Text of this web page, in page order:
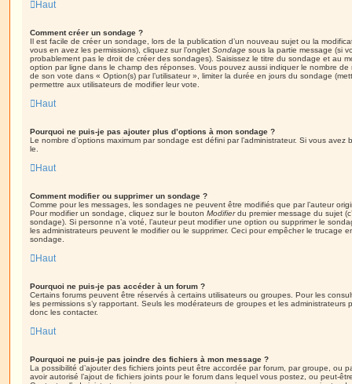
Haut
Comment créer un sondage ?
Il est facile de créer un sondage, lors de la publication d’un nouveau sujet ou la
vous en avez les permissions), cliquez sur l’onglet Sondage sous la partie message (si
probablement pas le droit de créer des sondages). Saisissez le titre du sondage et au
option par ligne dans le champ des réponses. Vous pouvez aussi indiquer le nombre de
de son vote dans « Option(s) par l’utilisateur », limiter la durée en jours du sondage
permettre aux utilisateurs de modifier leur vote.
Haut
Pourquoi ne puis-je pas ajouter plus d’options à mon sondage ?
Le nombre d’options maximum par sondage est défini par l’administrateur. Si vous avez
le.
Haut
Comment modifier ou supprimer un sondage ?
Comme pour les messages, les sondages ne peuvent être modifiés que par l’auteur
Pour modifier un sondage, cliquez sur le bouton Modifierdu premier message du sujet
sondage). Si personne n’a voté, l’auteur peut modifier une option ou supprimer le
les administrateurs peuvent le modifier ou le supprimer. Ceci pour empêcher le trucage
sondage.
Haut
Pourquoi ne puis-je pas accéder à un forum ?
Certains forums peuvent être réservés à certains utilisateurs ou groupes. Pour les
les permissions s’y rapportant. Seuls les modérateurs de groupes et les
donc les contacter.
Haut
Pourquoi ne puis-je pas joindre des fichiers à mon message ?
La possibilité d’ajouter des fichiers joints peut être accordée par forum, par groupe, ou
avoir autorisé l’ajout de fichiers joints pour le forum dans lequel vous postez, ou peut-